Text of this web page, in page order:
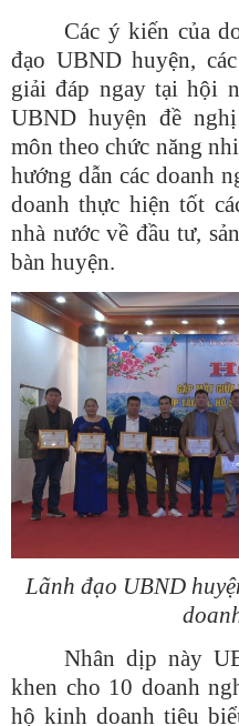
Các ý kiến của
đạo UBND huyện,
giải đáp ngay tại hội
UBND huyện đề
môn theo chức năng
hướng dẫn các doanh
doanh thực hiện tốt
nhà nước về đầu tư,
bàn huyện.
Lãnh đạo UBND
Nhân dịp này
khen cho 10 doanh
hộ kinh doanh tiêu